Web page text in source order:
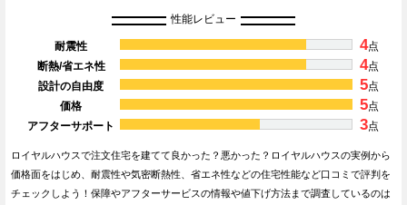
性能レビュー
耐震性 4点
断熱/省エネ性
4点
設計の自由度
5点
価格
5点
アフターサポート
3点
ロイヤルハウスで注文住宅を建てて良かった？悪かった？ロイヤルハウスの実例から
価格面をはじめ、耐震性や気密断熱性、省エネ性などの住宅性能など口コミで評判を
チェックしよう！保障やアフターサービスの情報や値下げ方法まで調査しているのは